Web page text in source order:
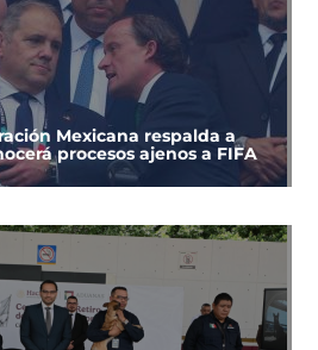
Mexicana respalda a
procesos ajenos a FIFA